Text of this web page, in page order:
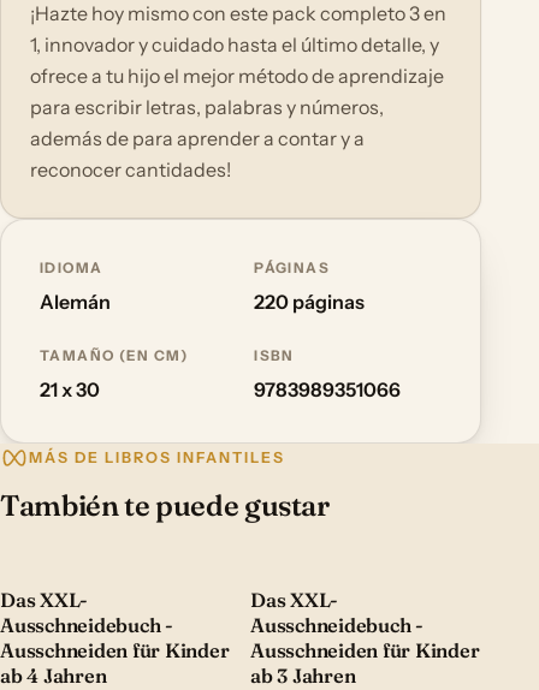
¡Hazte hoy mismo con este pack completo 3 en
1, innovador y cuidado hasta el último detalle, y
ofrece a tu hijo el mejor método de aprendizaje
para escribir letras, palabras y números,
además de para aprender a contar y a
reconocer cantidades!
IDIOMA
Alemán
PÁGINAS
220 páginas
TAMAÑO (EN CM)
21 x 30
ISBN
9783989351066
MÁS DE LIBROS INFANTILES
También te puede gustar
Das XXL-
Ausschneidebuch -
Ausschneiden für Kinder
ab 4 Jahren
Das XXL-
Ausschneidebuch -
Ausschneiden für Kinder
ab 3 Jahren